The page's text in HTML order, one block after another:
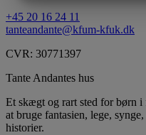
+45 20 16 24 11
tanteandante@kfum-kfuk.dk
CVR: 30771397
Tante Andantes hus
Et skægt og rart sted for børn
at bruge fantasien, lege,
historier.